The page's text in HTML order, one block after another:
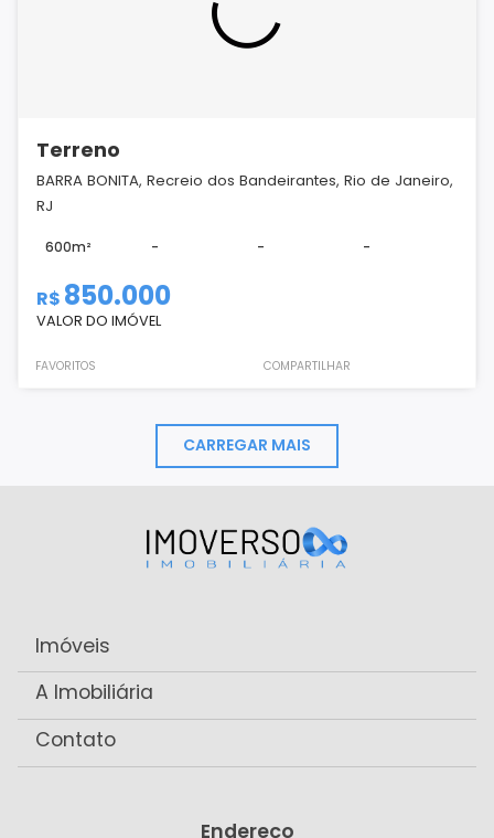
Terreno
BARRA BONITA, Recreio dos Bandeirantes, Rio de Janeiro,
RJ
600m² - - -
R$ 850.000
VALOR DO IMÓVEL
FAVORITOS COMPARTILHAR
CARREGAR MAIS
Imóveis
A Imobiliária
Contato
Endereço